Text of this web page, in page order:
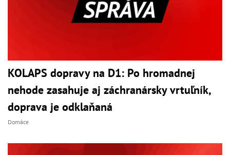
KOLAPS dopravy na D1: Po hromadnej
nehode zasahuje aj záchranársky vrtuľník,
doprava je odklaňaná
Domáce